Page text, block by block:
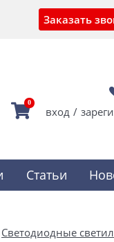
Заказать
0
вход /
Статьи
Светодиодные